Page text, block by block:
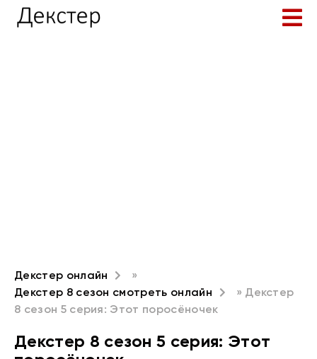
Декстер онлайн
»
Декстер 8 сезон смотреть онлайн
» Декстер
8 сезон 5 серия: Этот поросёночек
Декстер 8 сезон 5 серия: Этот